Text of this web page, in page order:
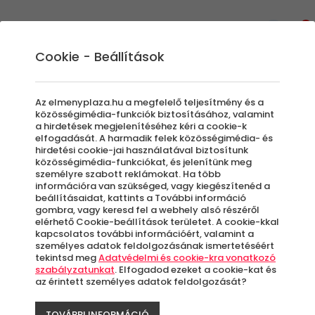
Gasztro élménycsomagok
Olyan élményt keresel, ami a finomságokról
szól? Egy igazán romantikus vacsorával
lepnél meg valakit? Akkor ezt az
élménykategóriát kétségkívül Neked találták
ki, olvass tovább!
Sok ember számára egy gasztronómiai
élményajándék jelenti a legnagyobb örömöt
egy jeles alkalomra. Felfedezhetsz új ízeket,
vagy megismerheted új fényben a
kedvenceid. Az ÉlményPláza gasztro
ajándékcsomagjai a sörfőzéstől a
csokoládékészítésig sok műfajt átfognak, és
Cookie - Beállítások
Az elmenyplaza.hu a megfelelő teljesítmény és a
közösségimédia-funkciók biztosításához, valamint
a hirdetések megjelenítéséhez kéri a cookie-k
elfogadását. A harmadik felek közösségimédia- és
hirdetési cookie-jai használatával biztosítunk
közösségimédia-funkciókat, és jelenítünk meg
személyre szabott reklámokat. Ha több
információra van szükséged, vagy kiegészítenéd a
beállításaidat, kattints a További információ
gombra, vagy keresd fel a webhely alsó részéről
elérhető Cookie-beállítások területet. A cookie-kkal
kapcsolatos további információért, valamint a
személyes adatok feldolgozásának ismertetéséért
tekintsd megAdatvédelmi és cookie-kra vonatkozó
szabályzatunkat. Elfogadod ezeket a cookie-kat és
az érintett személyes adatok feldolgozását?